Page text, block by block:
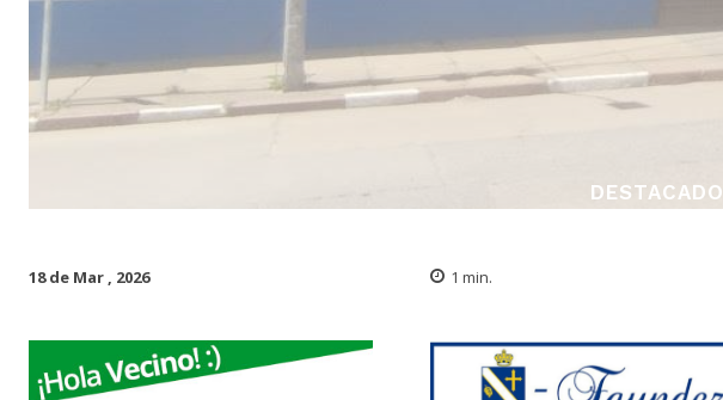
DESTACADO
18 de Mar , 2026 1 min.